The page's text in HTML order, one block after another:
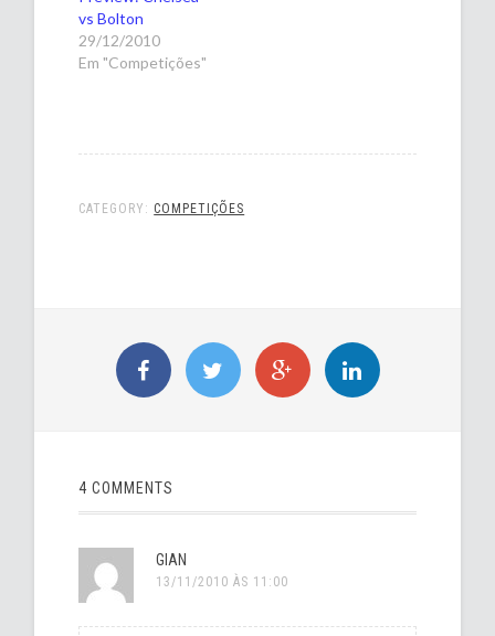
vs Bolton
29/12/2010
Em "Competições"
CATEGORY: COMPETIÇÕES
4 COMMENTS
GIAN
13/11/2010 ÀS 11:00